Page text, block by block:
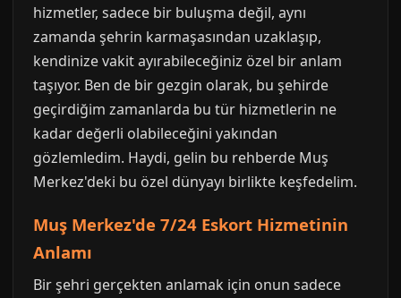
hizmetler, sadece bir buluşma değil, aynı
zamanda şehrin karmaşasından uzaklaşıp,
kendinize vakit ayırabileceğiniz özel bir anlam
taşıyor. Ben de bir gezgin olarak, bu şehirde
geçirdiğim zamanlarda bu tür hizmetlerin ne
kadar değerli olabileceğini yakından
gözlemledim. Haydi, gelin bu rehberde Muş
Merkez'deki bu özel dünyayı birlikte keşfedelim.
Muş Merkez'de 7/24 Eskort Hizmetinin
Anlamı
Bir şehri gerçekten anlamak için onun sadece